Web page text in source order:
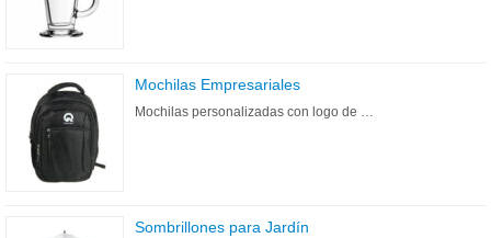
Mochilas Empresariales
Mochilas personalizadas con logo de …
Sombrillones para Jardín